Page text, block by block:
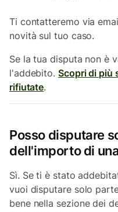
Ti contatteremo via
novità sul tuo caso.
Se la tua disputa non è
l'addebito. Scopri di più
rifiutate.
Posso disputare
dell'importo di
Sì. Se ti è stato
vuoi disputare solo
bene nella sezione dei